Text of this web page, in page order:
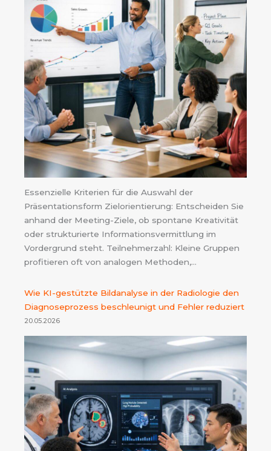
Essenzielle Kriterien für die Auswahl der
Präsentationsform Zielorientierung: Entscheiden Sie
anhand der Meeting-Ziele, ob spontane Kreativität
oder strukturierte Informationsvermittlung im
Vordergrund steht. Teilnehmerzahl: Kleine Gruppen
profitieren oft von analogen Methoden,…
Wie KI-gestützte Bildanalyse in der Radiologie den
Diagnoseprozess beschleunigt und Fehler reduziert
20.05.2026